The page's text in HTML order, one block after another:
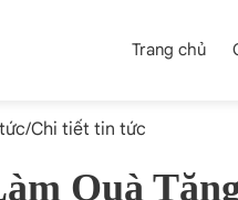
Trang chủ
/Chi tiết tin tức
Quà